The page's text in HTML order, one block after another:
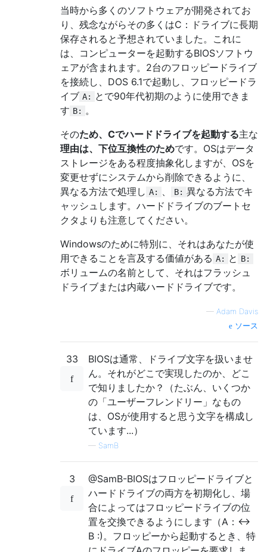
当時から多くのソフトウェアが開発されてお
り、残念ながらその多くはC：ドライブに長期
保存されると予想されていました。これに
は、コンピューターを起動するBIOSソフトウ
ェアが含まれます。2台のフロッピードライブ
を接続し、DOS 6.1で起動し、フロッピードラ
イブ A:
とで90年代初期のように使用できま
す B: 。
そのため、Cでハードドライブを起動する主な
理由は、下位互換性のためです。OSはデータ
ストレージをある程度抽象化しますが、OSを
変更せずにシステムから削除できるように、
異なる方法で処理し A: 、 B: 異なる方法でキ
ャッシュします。ハードドライブのブートセ
クタよりも注意してください。
Windowsのために特別に、それはあなたが使
用できることを言及する価値がある A: と B:
ボリュームの名前として、それはフラッシュ
ドライブまたは内蔵ハードドライブです。
— Adam Davis
ソース
33
BIOSは通常、ドライブ文字を扱いませ
ん。それがどこで実現したのか、どこ
で知りましたか？（たぶん、いくつか
の「ユーザーフレンドリー」なもの
は、OSが使用すると思う文字を構成し
ています...）
— SamB
3
@SamB-BIOSはフロッピードライブと
ハードドライブの両方を初期化し、場
合によってはフロッピードライブの位
置を交換できるようにします（A：<->
B :)。フロッピーから起動するとき、特